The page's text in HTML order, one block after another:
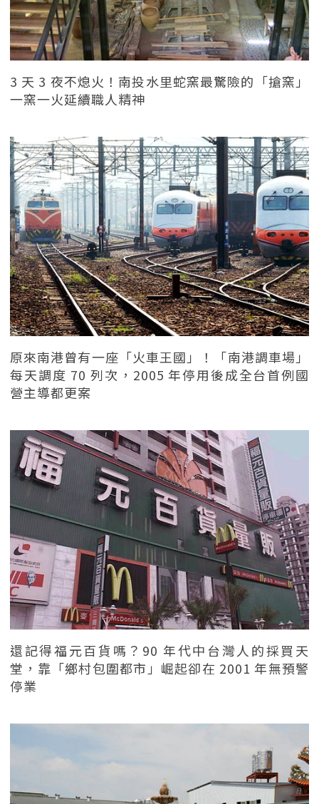
3 天 3 夜不熄火！南投水里蛇窯最驚險的「搶窯」
一窯一火延續職人精神
原來南港曾有一座「火車王國」！「南港調車場」
每天調度 70 列次，2005 年停用後成全台首例國
營主導都更案
還記得福元百貨嗎？90 年代中台灣人的採買天
堂，靠「鄉村包圍都市」崛起卻在 2001 年無預警
停業